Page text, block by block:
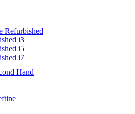
Refurbished
i3
i5
i7
Hand